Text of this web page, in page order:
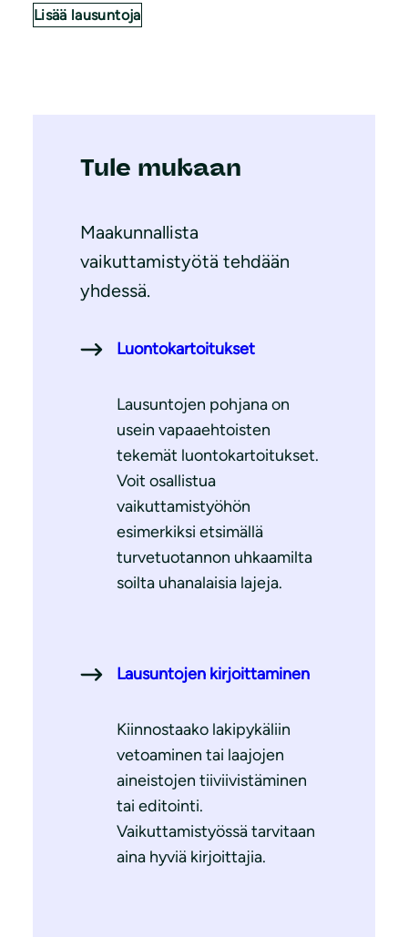
Lisää lausuntoja
Tule mukaan
Maakunnallista
vaikuttamistyötä tehdään
yhdessä.
Luontokartoitukset
Lausuntojen pohjana on
usein vapaaehtoisten
tekemät luontokartoitukset.
Voit osallistua
vaikuttamistyöhön
esimerkiksi etsimällä
turvetuotannon uhkaamilta
soilta uhanalaisia lajeja.
Lausuntojen kirjoittaminen
Kiinnostaako lakipykäliin
vetoaminen tai laajojen
aineistojen tiiviivistäminen
tai editointi.
Vaikuttamistyössä tarvitaan
aina hyviä kirjoittajia.